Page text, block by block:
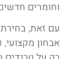
וחומרים
עם זאת,
אבחון מקצועי,